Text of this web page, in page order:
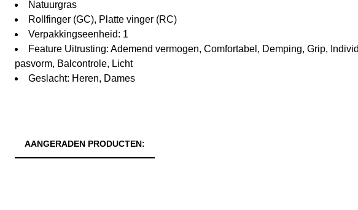
Natuurgras
Rollfinger (GC), Platte vinger (RC)
Verpakkingseenheid: 1
Feature Uitrusting: Ademend vermogen, Comfortabel, Demping, Grip,
pasvorm, Balcontrole, Licht
Geslacht: Heren, Dames
AANGERADEN PRODUCTEN: